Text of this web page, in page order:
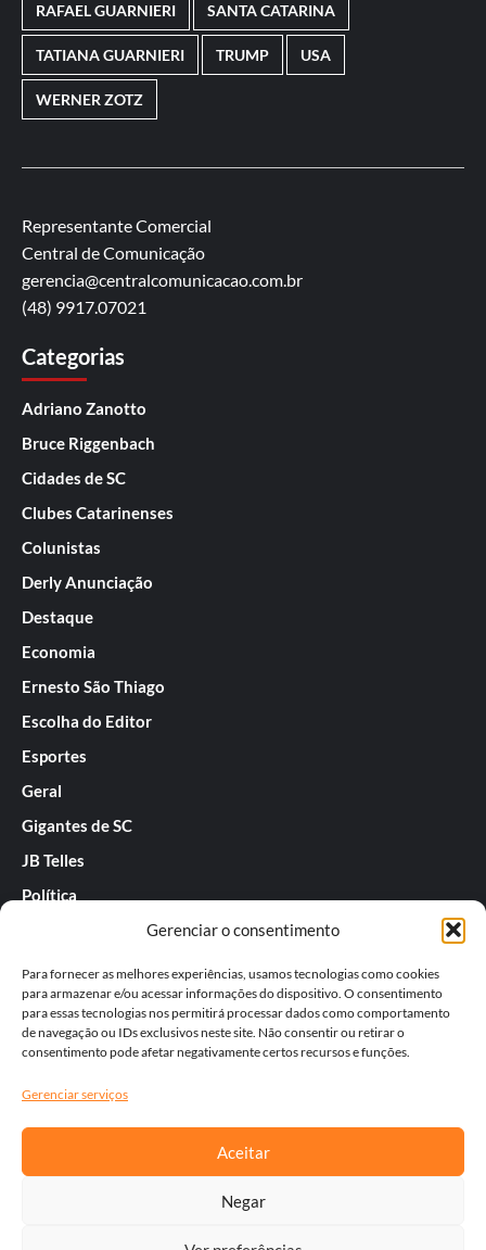
Gerenciar o consentimento
Para fornecer as melhores experiências, usamos tecnologias como cookies
para armazenar e/ou acessar informações do dispositivo. O consentimento
para essas tecnologias nos permitirá processar dados como comportamento
de navegação ou IDs exclusivos neste site. Não consentir ou retirar o
consentimento pode afetar negativamente certos recursos e funções.
Gerenciar serviços
Aceitar
Negar
RAFAEL GUARNIERI SANTA CATARINA
TATIANA GUARNIERI TRUMP USA
WERNER ZOTZ
Representante Comercial
Central de Comunicação
gerencia@centralcomunicacao.com.br
(48) 9917.07021
Categorias
Adriano Zanotto
Bruce Riggenbach
Cidades de SC
Clubes Catarinenses
Colunistas
Derly Anunciação
Destaque
Economia
Ernesto São Thiago
Escolha do Editor
Esportes
Geral
Gigantes de SC
JB Telles
Política
Rafael Guarnieri
Séries
Tatiana
Werner Zotz